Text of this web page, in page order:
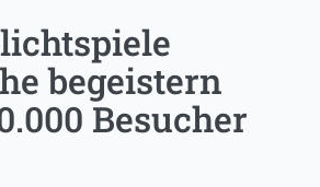
begeistern
Besucher